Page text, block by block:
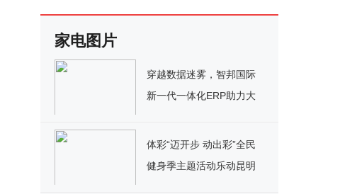
家电图片
穿越数据迷雾，智邦国际
新一代一体化ERP助力大
落地
体彩“迈开步 动出彩”全民
健身季主题活动乐动昆明